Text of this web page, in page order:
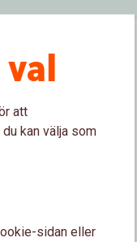
att
kan välja som
sidan eller